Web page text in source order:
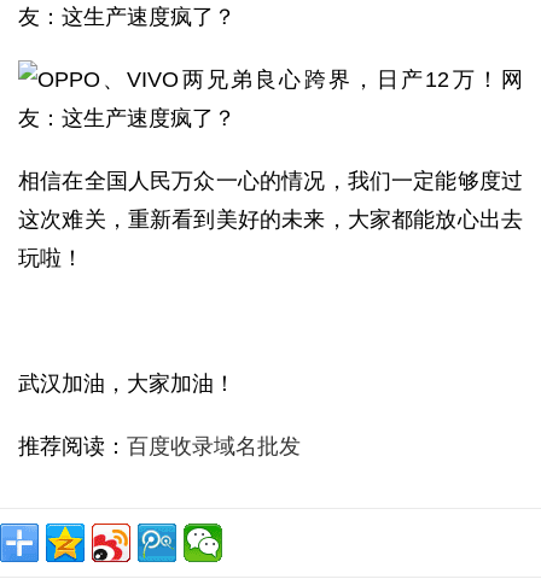
相信在全国人民万众一心的情况，我们一定能够度过
这次难关，重新看到美好的未来，大家都能放心出去
玩啦！
武汉加油，大家加油！
推荐阅读： 百度收录域名批发